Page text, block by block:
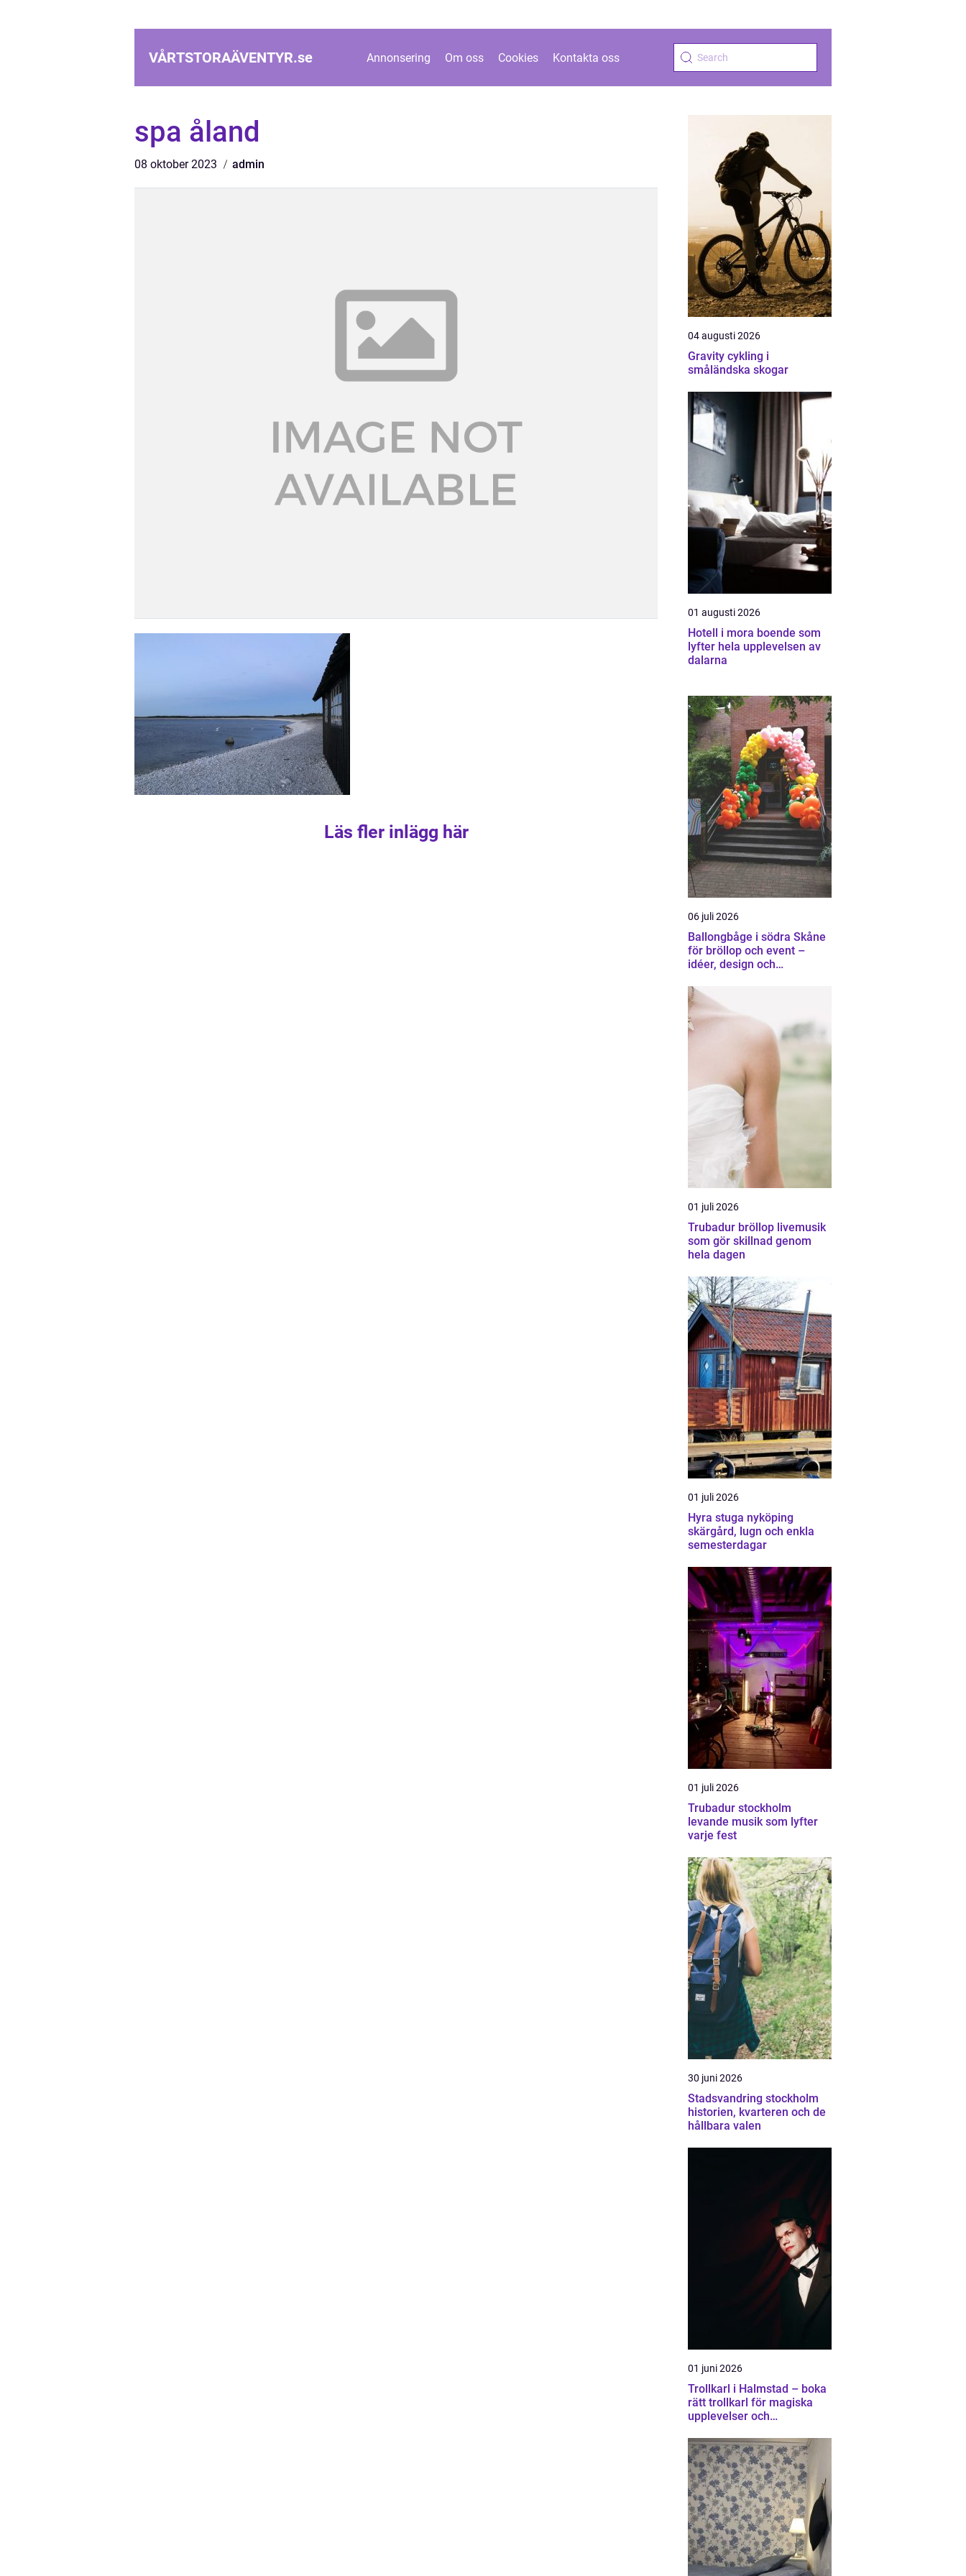
VÅRTSTORAÄVENTYR.se Annonsering Om oss Cookies Kontakta oss
spa åland
08 oktober 2023 admin
Läs fler inlägg här
04 augusti 2026
Gravity cykling i
småländska skogar
01 augusti 2026
Hotell i mora boende som
lyfter hela upplevelsen av
dalarna
06 juli 2026
Ballongbåge i södra Skåne
för bröllop och event –
idéer, design och
01 juli 2026
Trubadur bröllop livemusik
som gör skillnad genom
hela dagen
01 juli 2026
Hyra stuga nyköping
skärgård, lugn och enkla
semesterdagar
01 juli 2026
Trubadur stockholm
levande musik som lyfter
varje fest
30 juni 2026
Stadsvandring stockholm
historien, kvarteren och de
hållbara valen
01 juni 2026
Trollkarl i Halmstad – boka
rätt trollkarl för magiska
upplevelser och